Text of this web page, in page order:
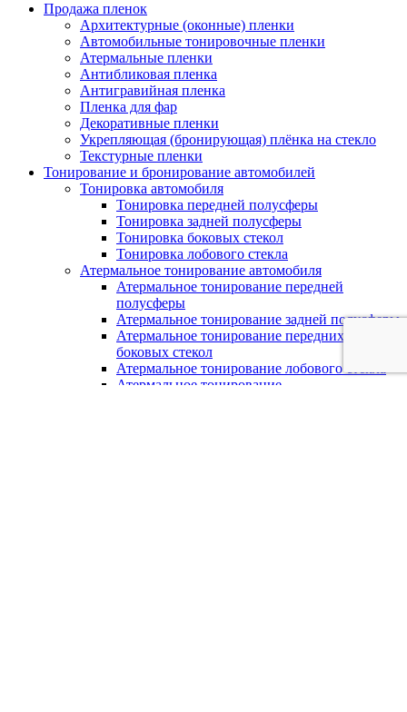
Продажа пленок
Архитектурные (оконные) пленки
Автомобильные тонировочные пленки
Атермальные пленки
Антибликовая пленка
Антигравийная пленка
Пленка для фар
Декоративные пленки
Укрепляющая (бронирующая) плёнка на стекло
Текстурные пленки
Тонирование и бронирование автомобилей
Тонировка автомобиля
Тонировка передней полусферы
Тонировка задней полусферы
Тонировка боковых стекол
Тонировка лобового стекла
Атермальное тонирование автомобиля
Атермальное тонирование передней
полусферы
Атермальное тонирование задней полусферы
Атермальное тонирование передних
боковых стекол
Атермальное тонирование лобового стекла
Атермальное тонирование